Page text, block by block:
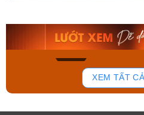
129
Mua ngay
XEM TẤT